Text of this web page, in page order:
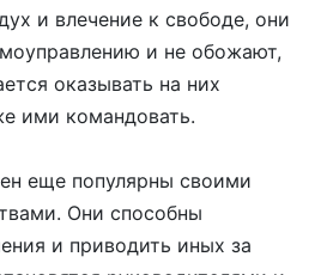
и влечение к свободе, они
и не обожают,
оказывать на них
ими командовать.
еще популярны своими
Они способны
и приводить иных за